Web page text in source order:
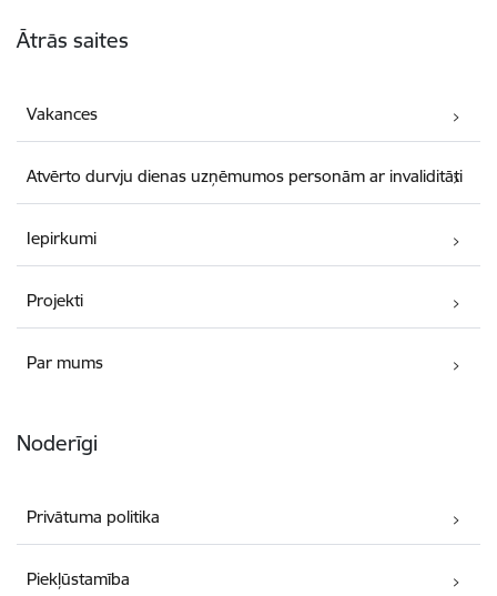
Ātrās saites
Vakances
Atvērto durvju dienas uzņēmumos personām ar invaliditāti
Iepirkumi
Projekti
Par mums
Noderīgi
Privātuma politika
Piekļūstamība